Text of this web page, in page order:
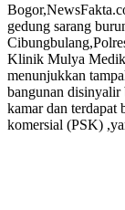
gedung sarang
Klinik Mulya
menunjukkan
bangunan disinyalir
kamar dan terdapat
komersial (PSK)